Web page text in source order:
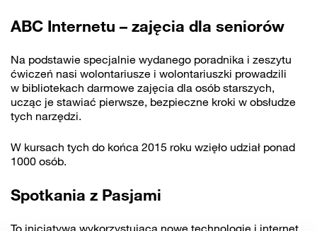
ABC Internetu – zajęcia dla seniorów
Na podstawie specjalnie wydanego poradnika i zeszytu
ćwiczeń nasi wolontariusze i wolontariuszki prowadzili
w bibliotekach darmowe zajęcia dla osób starszych,
ucząc je stawiać pierwsze, bezpieczne kroki w obsłudze
tych narzędzi.
W kursach tych do końca 2015 roku wzięło udział ponad
1000 osób.
Spotkania z Pasjami
To inicjatywa wykorzystująca nowe technologie i internet